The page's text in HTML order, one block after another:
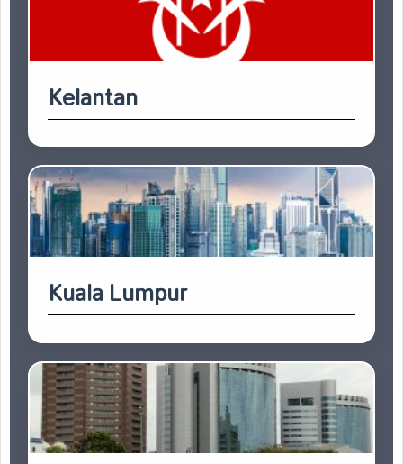
Kelantan
Kuala Lumpur